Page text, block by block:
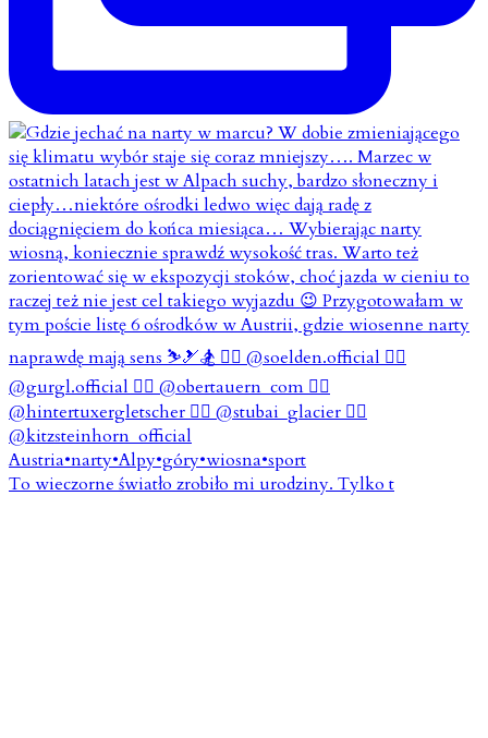
To wieczorne światło zrobiło mi urodziny. Tylko t